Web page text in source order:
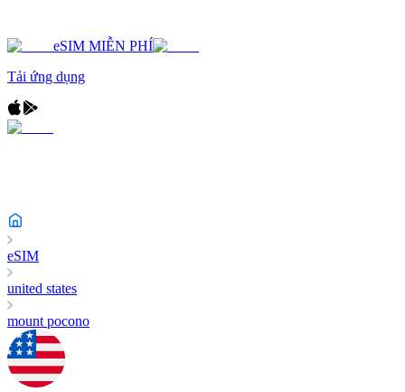
eSIM MIỄN PHÍ
Tải ứng dụng
eSIM
united states
mount pocono